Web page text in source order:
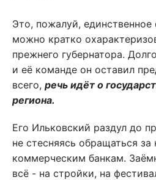
Это, пожалуй,
можно кратко
прежнего губернатора.
и её команде он оставил
всего, речь идёт о
региона.
Его Ильковский раздул до
не стесняясь обращаться
коммерческим банкам.
всё - на стройки, на